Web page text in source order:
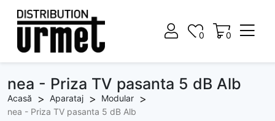
0
0 0
nea - Priza TV pasanta 5 dB Alb
Acasă Aparataj
Modular
nea - Priza TV pasanta 5 dB Alb